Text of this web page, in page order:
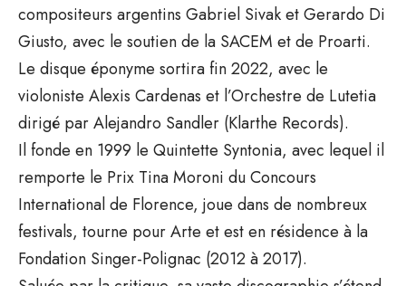
compositeurs argentins Gabriel Sivak et Gerardo Di
Giusto, avec le soutien de la SACEM et de Proarti.
Le disque éponyme sortira fin 2022, avec le
violoniste Alexis Cardenas et l’Orchestre de Lutetia
dirigé par Alejandro Sandler (Klarthe Records).
Il fonde en 1999 le Quintette Syntonia, avec lequel il
remporte le Prix Tina Moroni du Concours
International de Florence, joue dans de nombreux
festivals, tourne pour Arte et est en résidence à la
Fondation Singer-Polignac (2012 à 2017).